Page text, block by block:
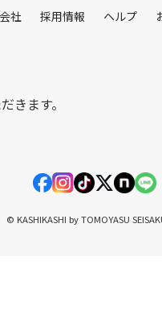
社 採用情報 ヘルプ
きます。
© KASHIKASHI by TOMOYASU